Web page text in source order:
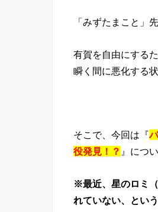
「みずたまこと 」
有賀を自由にする
瞬く間に悪化する
そこで、今回は『
役発見！？ 』につ
※最近、星のロミ
れていない、とい